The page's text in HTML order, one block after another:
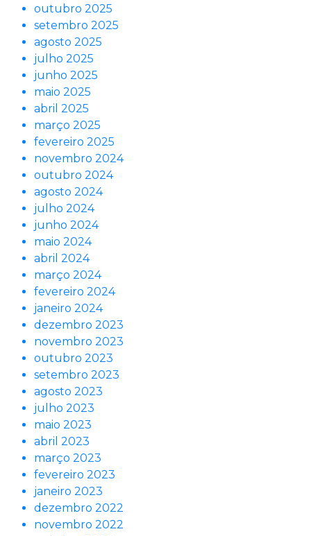
outubro 2025
setembro 2025
agosto 2025
julho 2025
junho 2025
maio 2025
abril 2025
março 2025
fevereiro 2025
novembro 2024
outubro 2024
agosto 2024
julho 2024
junho 2024
maio 2024
abril 2024
março 2024
fevereiro 2024
janeiro 2024
dezembro 2023
novembro 2023
outubro 2023
setembro 2023
agosto 2023
julho 2023
maio 2023
abril 2023
março 2023
fevereiro 2023
janeiro 2023
dezembro 2022
novembro 2022